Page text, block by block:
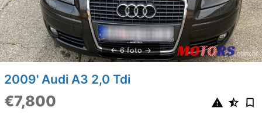
6 foto
2009' Audi A3 2,0 Tdi
€7,800